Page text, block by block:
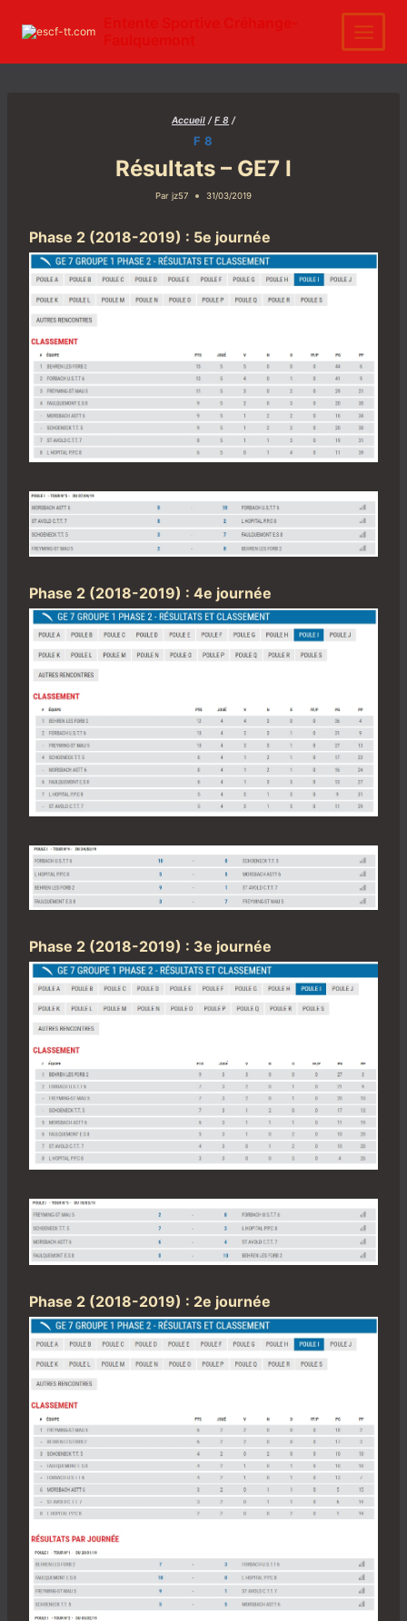
contenu
Accueil / F 8 /
F 8
Résultats – GE7 I
Par jz57 31/03/2019
Phase 2 (2018-2019) : 5e journée
Phase 2 (2018-2019) : 4e journée
Phase 2 (2018-2019) : 3e journée
Phase 2 (2018-2019) : 2e journée